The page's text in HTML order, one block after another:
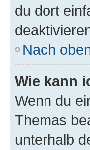
du dort
Nach
Wie kann
Wenn du
Themas
unterhalb